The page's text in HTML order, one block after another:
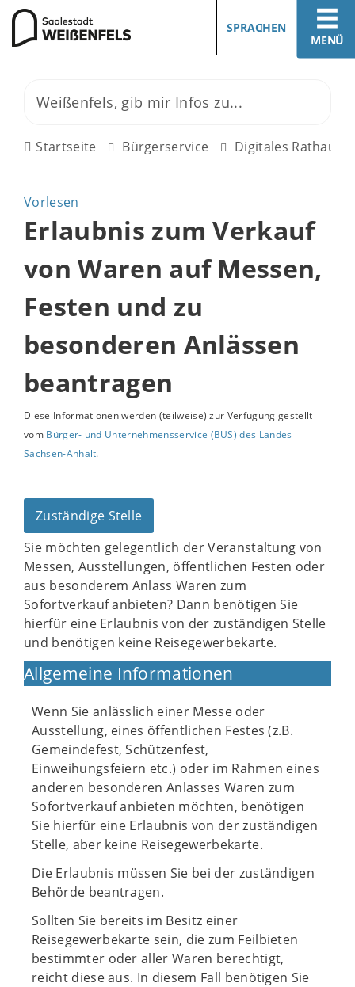
MENÜ
SPRACHEN
Startseite Bürgerservice Digitales Rathaus
Vorlesen
Erlaubnis zum Verkauf
von Waren auf Messen,
Festen und zu
besonderen Anlässen
beantragen
Diese Informationen werden (teilweise) zur Verfügung gestellt
vom Bürger- und Unternehmensservice (BUS) des Landes
Sachsen-Anhalt.
Zuständige Stelle
Sie möchten gelegentlich der Veranstaltung von
Messen, Ausstellungen, öffentlichen Festen oder
aus besonderem Anlass Waren zum
Sofortverkauf anbieten? Dann benötigen Sie
hierfür eine Erlaubnis von der zuständigen Stelle
und benötigen keine Reisegewerbekarte.
Allgemeine Informationen
Wenn Sie anlässlich einer Messe oder
Ausstellung, eines öffentlichen Festes (z.B.
Gemeindefest, Schützenfest,
Einweihungsfeiern etc.) oder im Rahmen eines
anderen besonderen Anlasses Waren zum
Sofortverkauf anbieten möchten, benötigen
Sie hierfür eine Erlaubnis von der zuständigen
Stelle, aber keine Reisegewerbekarte.
Die Erlaubnis müssen Sie bei der zuständigen
Behörde beantragen.
Sollten Sie bereits im Besitz einer
Reisegewerbekarte sein, die zum Feilbieten
bestimmter oder aller Waren berechtigt,
reicht diese aus. In diesem Fall benötigen Sie